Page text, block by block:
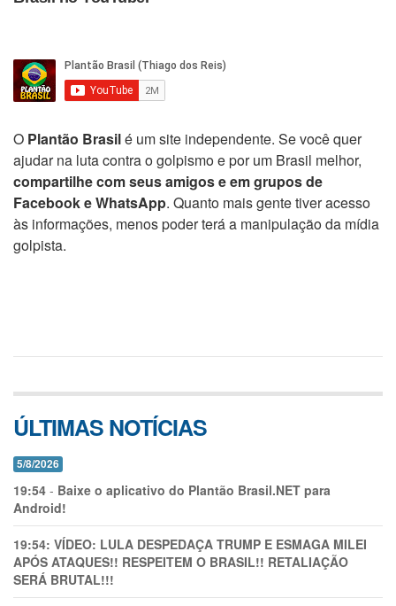
O Plantão Brasilé um site independente. Se você quer
ajudar na luta contra o golpismo e por um Brasil melhor,
compartilhe com seus amigos e em grupos de
Facebook e WhatsApp. Quanto mais gente tiver acesso
às informações, menos poder terá a manipulação da mídia
golpista.
ÚLTIMAS NOTÍCIAS
5/8/2026
19:54 - Baixe o aplicativo do Plantão Brasil.NET para
Android!
19:54: VÍDEO: LULA DESPEDAÇA TRUMP E ESMAGA MILEI
APÓS ATAQUES!! RESPEITEM O BRASIL!! RETALIAÇÃO
SERÁ BRUTAL!!!